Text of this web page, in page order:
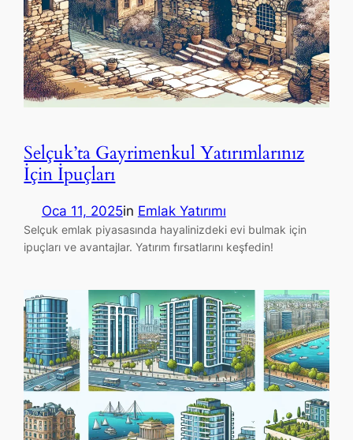
Selçuk’ta Gayrimenkul Yatırımlarınız
İçin İpuçları
Oca 11, 2025in Emlak Yatırımı
Selçuk emlak piyasasında hayalinizdeki evi bulmak için
ipuçları ve avantajlar. Yatırım fırsatlarını keşfedin!